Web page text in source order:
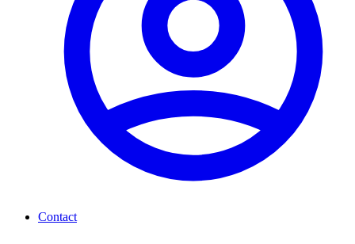
Contact